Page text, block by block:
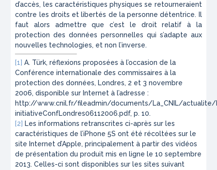
d’accès, les caractéristiques physiques se retourneraient
contre les droits et libertés de la personne détentrice. Il
faut alors admettre que c’est le droit relatif à la
protection des données personnelles qui s’adapte aux
nouvelles technologies, et non l’inverse.
[1] A. Türk, réflexions proposées à l’occasion de la
Conférence internationale des commissaires à la
protection des données, Londres, 2 et 3 novembre
2006, disponible sur Internet à l’adresse :
http://www.cnil.fr/fileadmin/documents/La_CNIL/
initiativeConfLondres06112006.pdf, p. 10.
[2] Les informations retranscrites ci-après sur les
caractéristiques de l’iPhone 5S ont été récoltées sur le
site Internet d’Apple, principalement à partir des vidéos
de présentation du produit mis en ligne le 10 septembre
2013. Celles-ci sont disponibles sur les sites suivant